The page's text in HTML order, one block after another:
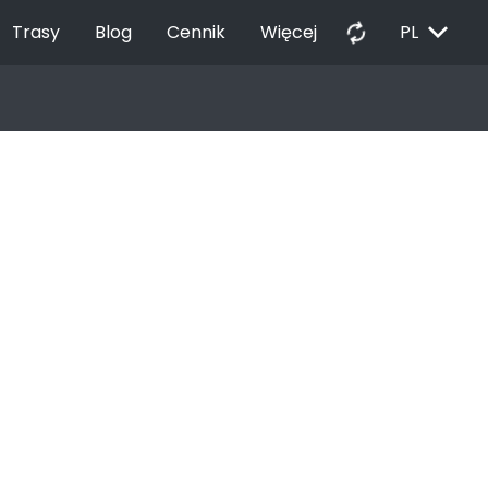
Trasy Blog Cennik Więcej autorenew PL EXPAND_MORE